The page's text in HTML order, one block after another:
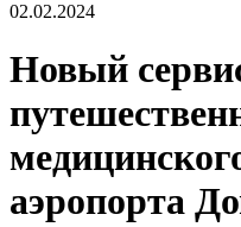
02.02.2024
Новый
аэропорта